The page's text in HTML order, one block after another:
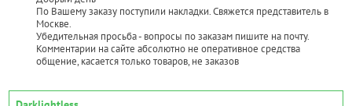
По Вашему заказу поступили накладки. Свяжется представитель в
Москве.
Убедительная просьба - вопросы по заказам пишите на почту.
Комментарии на сайте абсолютно не оперативное средства
общение, касается только товаров, не заказов